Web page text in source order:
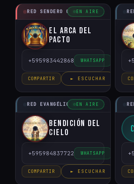
RED SENDERO CRISTIANO
EN AIRE
El arca del
Pacto
+595983442868 WHATSAPP
COMPARTIR ► ESCUCHAR
RED EVANGÉLICO DEL PARAGUAY
EN AIRE
Bendición del
Cielo
+595984837722 WHATSAPP
COMPARTIR ► ESCUCHAR